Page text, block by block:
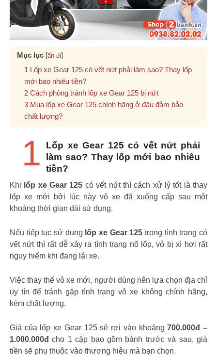
Mục lục [ẩn đi]
Lốp xe Gear 125 có vết nứt phải làm sao? Thay lốp
mới bao nhiêu tiền?
Cách phòng tránh lốp xe Gear 125 bị nứt
Mua lốp xe Gear 125 chính hãng ở đâu đảm bảo
chất lượng?
1
Lốp xe Gear 125 có vết nứt phải
làm sao? Thay lốp mới bao nhiêu
tiền?
Khi lốp xe Gear 125 có vết nứt thì cách xử lý tốt là thay
lốp xe mới bởi lúc này vỏ xe đã xuống cấp sau một
khoảng thời gian dài sử dụng.
Nếu tiếp tục sử dụng lốp xe Gear 125 trong tình trạng có
vết nứt thì rất dễ xảy ra tình trạng nổ lốp, vỏ bị xì hơi rất
nguy hiểm khi đang lái xe.
Việc thay thế vỏ xe mới, người dùng nên lựa chọn địa chỉ
uy tín để tránh gặp tình trạng vỏ xe không chính hãng,
kém chất lượng.
Giá của lốp xe Gear 125 sẽ rơi vào khoảng700.000đ –
1.000.000đ cho 1 cặp bao gồm bánh trước và sau, giá
tiền sẽ phụ thuộc vào thương hiệu mà bạn chọn.